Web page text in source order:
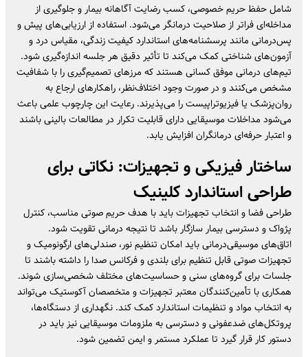
شامل حفظ حریم خصوصی، کسب رضایت آگاهانه بیمار و جلوگیری از
مداخله‌ای فراتر از صلاحیت درمانگر می‌شود. استفاده از ارزیابی‌های پیش و
پس‌درمانی مانند پرسشنامه‌های استاندارد کیفیت زندگی، مقیاس درد و
آزمون‌های شناختی کمک می‌کند تا تأثیر دقیق هر جلسه اندازه‌گیری شود.
تیم‌های درمانی موفق کسانی هستند که مرزهای تصمیم‌گیری را با شفافیت
مشخص می‌کنند و در صورت وجود اختلاف‌نظر، راهکارهای ارجاع به
روان‌پزشک یا فیزیوتراپیست را می‌پذیرند. رعایت این چارچوب علمی باعث
می‌شود مداخلات موسیقایی دارای قابلیت تکرار در مطالعات بالینی باشند
و اعتبار حرفه‌ای درمانگران افزایش یابد.
ساختار فیزیکی و تجهیزات: نکاتی برای
طراحی استاندارد کلینیک
طراحی فضا و انتخاب تجهیزات باید با هدف حریم صوتی مناسب، کنترل
پژواک و دسترسی بیمار سازگار باشد تا نتیجه درمانی تقویت شود.
اتاق‌های موسیقی‌درمانی باید امکان تنظیم نور، صندلی‌های ارگونومیک و
تجهیزات صوتی قابل تنظیم برای بلندی و فرکانس صدا را داشته باشند تا
جلسات برای گروه‌های سنی و حساسیت‌های مختلف شخصی‌سازی شوند.
همکاری با تأمین‌کنندگان معتبر تجهیزات و متخصصان آکوستیک می‌تواند
به انتخاب مواد و تنظیمات استاندارد کمک کند. نگهداری از دستگاه‌ها،
پروتکل‌های ضدعفونی و دسترسی به ملزومات موسیقایی نیز باید در
دستور کار قرار گیرد تا عملکرد مستمر و ایمن تضمین شود.